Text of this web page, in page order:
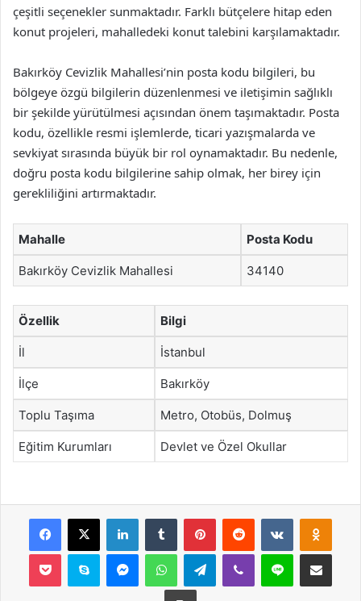
çeşitli seçenekler sunmaktadır. Farklı bütçelere hitap eden
konut projeleri, mahalledeki konut talebini karşılamaktadır.
Bakırköy Cevizlik Mahallesi’nin posta kodu bilgileri, bu
bölgeye özgü bilgilerin düzenlenmesi ve iletişimin sağlıklı
bir şekilde yürütülmesi açısından önem taşımaktadır. Posta
kodu, özellikle resmi işlemlerde, ticari yazışmalarda ve
sevkiyat sırasında büyük bir rol oynamaktadır. Bu nedenle,
doğru posta kodu bilgilerine sahip olmak, her birey için
gerekliliğini artırmaktadır.
Mahalle Posta Kodu
Bakırköy Cevizlik Mahallesi 34140
Özellik Bilgi
İl İstanbul
İlçe Bakırköy
Toplu Taşıma Metro, Otobüs, Dolmuş
Eğitim Kurumları Devlet ve Özel Okullar
Facebook
X LinkedInTumblr PinterestReddit VKontakte
Pocket Skype MessengerWhatsAppTelegramViber Line E-Posta ile
Yazdır